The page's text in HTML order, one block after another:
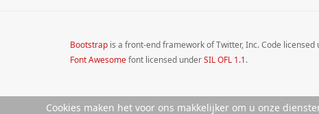
Bootstrap is a front-end framework of Twitter, Inc. Code licensed
Font Awesomefont licensed underSIL OFL 1.1.
Cookies maken het voor ons makkelijker om u onze